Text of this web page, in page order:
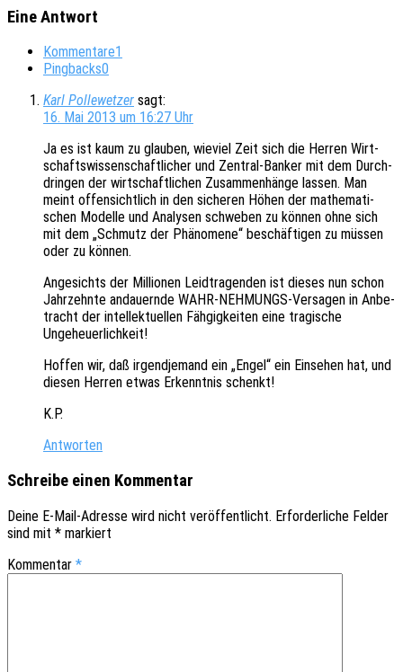
Eine Antwort
Kommentare1
Pingbacks0
Karl Pollewetzer sagt:
16. Mai 2013 um 16:27 Uhr
Ja es ist kaum zu glau­ben, wieviel Zeit sich die Herren Wirt­
schafts­wis­sen­schaft­li­cher und Zentral-Banker mit dem Durch­
drin­gen der wirt­schaft­li­chen Zusam­men­hän­ge lassen. Man
meint offen­sicht­lich in den siche­ren Höhen der mathe­ma­ti­
schen Model­le und Analy­sen schwe­ben zu können ohne sich
mit dem „Schmutz der Phäno­me­ne“ beschäf­ti­gen zu müssen
oder zu können.
Ange­sichts der Millio­nen Leid­tra­gen­den ist dieses nun schon
Jahr­zehn­te andau­ern­de WAHR-NEHMUNGS-Versa­gen in Anbe­
tracht der intel­lek­tu­el­len Fähgig­kei­ten eine tragi­sche
Ungeheuerlichkeit!
Hoffen wir, daß irgend­je­mand ein „Engel“ ein Einse­hen hat, und
diesen Herren etwas Erkennt­nis schenkt!
K.P.
Antworten
Schreibe einen Kommentar
Deine E-Mail-Adresse wird nicht veröffentlicht. Erforderliche Felder
sind mit * markiert
Kommentar *